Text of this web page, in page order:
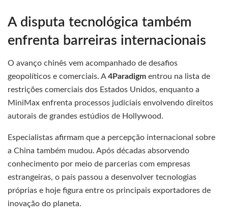
A disputa tecnológica também
enfrenta barreiras internacionais
O avanço chinês vem acompanhado de desafios
geopolíticos e comerciais. A4Paradigm entrou na lista de
restrições comerciais dos Estados Unidos, enquanto a
MiniMax enfrenta processos judiciais envolvendo direitos
autorais de grandes estúdios de Hollywood.
Especialistas afirmam que a percepção internacional sobre
a China também mudou. Após décadas absorvendo
conhecimento por meio de parcerias com empresas
estrangeiras, o país passou a desenvolver tecnologias
próprias e hoje figura entre os principais exportadores de
inovação do planeta.